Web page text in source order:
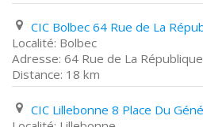
Bolbec
64 Rue de La République
18 km